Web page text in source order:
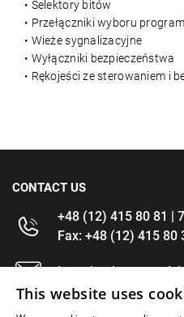
• Selektory bitów
• Przełączniki wyboru
• Wieże sygnalizacyjne
• Wyłączniki bezpieczeństwa
• Rękojeści ze sterowaniem i
CONTACT US
+48 (12) 415 80 81 |
Fax: +48 (12) 415 80
kontakt@im-
This website uses